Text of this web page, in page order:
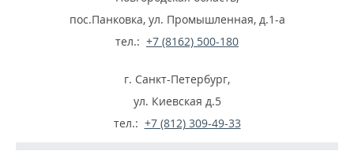
Термообработка металла
пос.Панковка, ул. Промышленная, д.1-а
тел.: +7 (8162) 500-180
г. Санкт-Петербург,
ул. Киевская д.5
тел.: +7 (812) 309-49-33